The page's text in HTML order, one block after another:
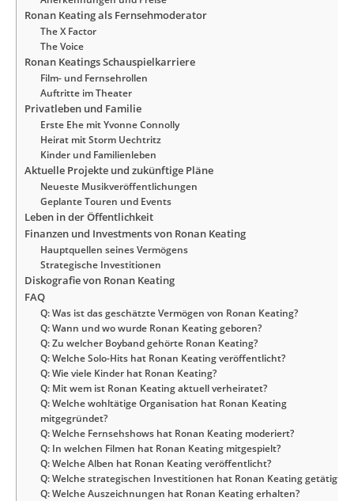
Ronan Keating als Fernsehmoderator
The X Factor
The Voice
Ronan Keatings Schauspielkarriere
Film- und Fernsehrollen
Auftritte im Theater
Privatleben und Familie
Erste Ehe mit Yvonne Connolly
Heirat mit Storm Uechtritz
Kinder und Familienleben
Aktuelle Projekte und zukünftige Pläne
Neueste Musikveröffentlichungen
Geplante Touren und Events
Leben in der Öffentlichkeit
Finanzen und Investments von Ronan Keating
Hauptquellen seines Vermögens
Strategische Investitionen
Diskografie von Ronan Keating
FAQ
Q: Was ist das geschätzte Vermögen von Ronan Keating?
Q: Wann und wo wurde Ronan Keating geboren?
Q: Zu welcher Boyband gehörte Ronan Keating?
Q: Welche Solo-Hits hat Ronan Keating veröffentlicht?
Q: Wie viele Kinder hat Ronan Keating?
Q: Mit wem ist Ronan Keating aktuell verheiratet?
Q: Welche wohltätige Organisation hat Ronan Keating
mitgegründet?
Q: Welche Fernsehshows hat Ronan Keating moderiert?
Q: In welchen Filmen hat Ronan Keating mitgespielt?
Q: Welche Alben hat Ronan Keating veröffentlicht?
Q: Welche strategischen Investitionen hat Ronan Keating getätigt?
Q: Welche Auszeichnungen hat Ronan Keating erhalten?